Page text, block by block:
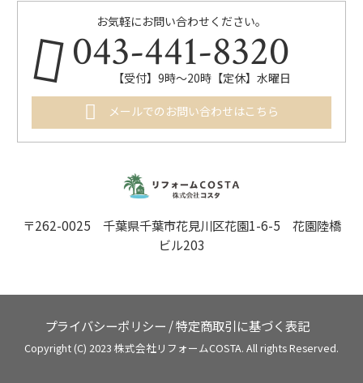
お気軽にお問い合わせください。
043-441-8320
【受付】9時～20時【定休】水曜日
メールでのお問い合わせはこちら
〒262-0025 千葉県千葉市花見川区花園1-6-5 花園陸橋
ビル203
プライバシーポリシー /特定商取引に基づく表記
Copyright (C) 2023 株式会社リフォームCOSTA. All rights Reserved.